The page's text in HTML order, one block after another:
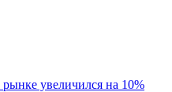
увеличился на 10%